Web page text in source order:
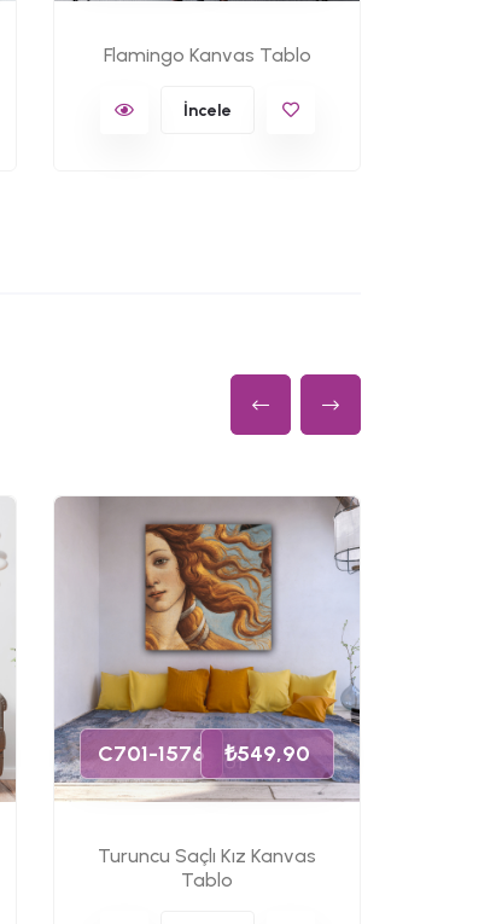
Flamingo Kanvas Tablo
İncele
C701-1576 ₺549,90
Turuncu Saçlı Kız Kanvas
Tablo